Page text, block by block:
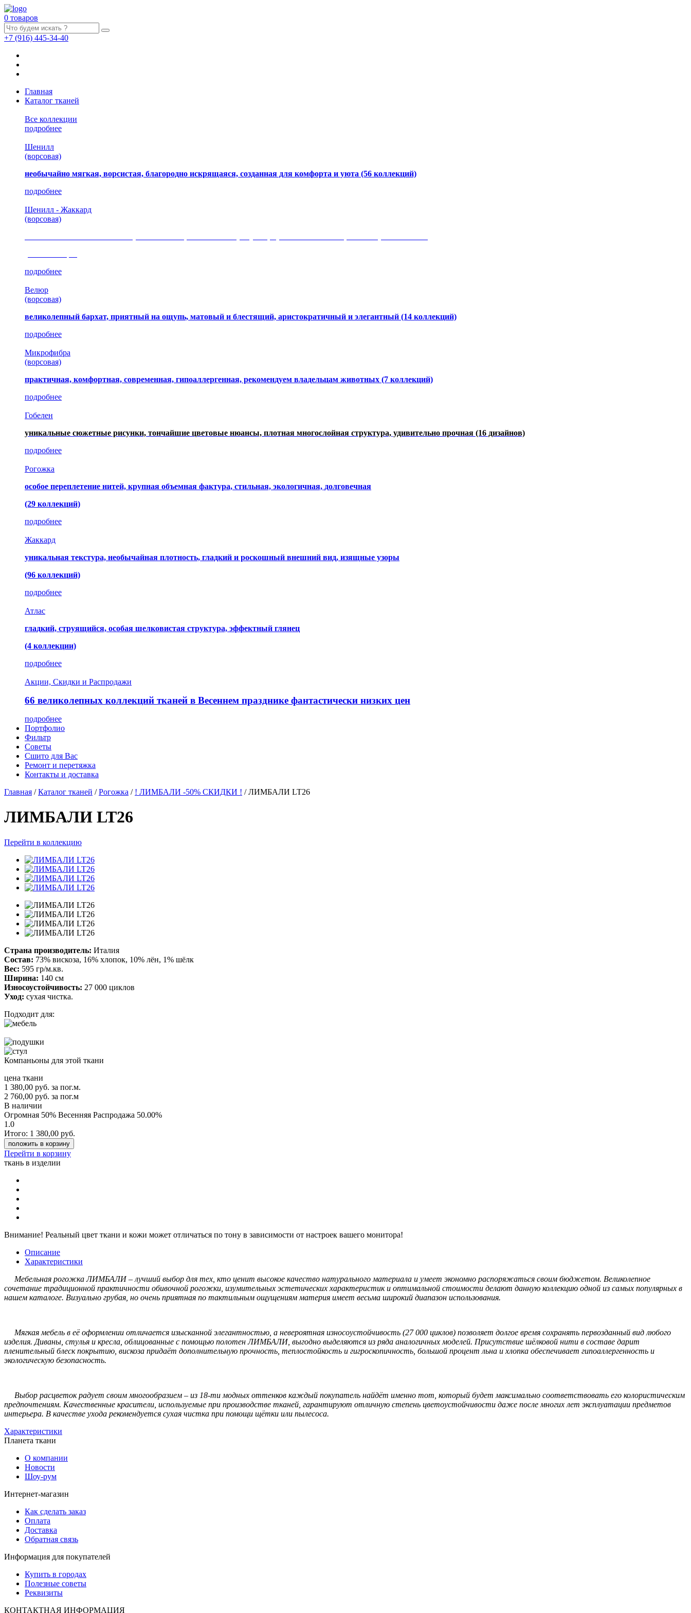
0 товаров
+7 (916) 445-34-40
Главная
Каталог тканей
Все коллекции
подробнее
Шенилл
(ворсовая)
необычайно мягкая, ворсистая, благородно искрящаяся, созданная для комфорта и уюта (56 коллекций)
подробнее
Шенилл - Жаккард
(ворсовая)
подробнее
Велюр
(ворсовая)
великолепный бархат, приятный на ощупь, матовый и блестящий, аристократичный и элегантный (14 коллекций)
подробнее
Микрофибра
(ворсовая)
практичная, комфортная, современная, гипоаллергенная, рекомендуем владельцам животных (7 коллекций)
подробнее
Гобелен
уникальные сюжетные рисунки, тончайшие цветовые нюансы, плотная многослойная структура, удивительно прочная (16 дизайнов)
подробнее
Рогожка
особое переплетение нитей, крупная объемная фактура, стильная, экологичная, долговечная
(29 коллекций)
подробнее
Жаккард
уникальная текстура, необычайная плотность, гладкий и роскошный внешний вид, изящные узоры
(96 коллекций)
подробнее
Атлас
гладкий, струящийся, особая шелковистая структура, эффектный глянец
(4 коллекции)
подробнее
Акции, Скидки и Распродажи
66 великолепных коллекций тканей в Весеннем празднике фантастически низких цен
подробнее
Портфолио
Фильтр
Советы
Сшито для Вас
Ремонт и перетяжка
Контакты и доставка
Главная / Каталог тканей / Рогожка / ! ЛИМБАЛИ -50% СКИДКИ ! / ЛИМБАЛИ LT26
ЛИМБАЛИ LT26
Перейти в коллекцию
Страна производитель: Италия
Состав: 73% вискоза, 16% хлопок, 10% лён, 1% шёлк
Вес: 595 гр/м.кв.
Ширина: 140 см
Износоустойчивость: 27 000 циклов
Уход: сухая чистка.
Подходит для:
Компаньоны для этой ткани
цена ткани
1 380,00 руб. за пог.м.
2 760,00 руб. за пог.м
В наличии
Огромная 50% Весенняя Распродажа 50.00%
1.0
Итого: 1 380,00 руб.
положить в корзину
Перейти в корзину
ткань в изделии
Внимание! Реальный цвет ткани и кожи может отличаться по тону в зависимости от настроек вашего монитора!
Описание
Характеристики
Мебельная рогожка ЛИМБАЛИ – лучший выбор для тех, кто ценит высокое качество натурального материала и умеет экономно распоряжаться своим бюджетом. Великолепное
сочетание традиционной практичности обивочной рогожки, изумительных эстетических характеристик и оптимальной стоимости делают данную коллекцию одной из самых популярных в
нашем каталоге. Визуально грубая, но очень приятная по тактильным ощущениям материя имеет весьма широкий диапазон использования.
Мягкая мебель в её оформлении отличается изысканной элегантностью, а невероятная износоустойчивость (27 000 циклов) позволяет долгое время сохранять первозданный вид любого
изделия. Диваны, стулья и кресла, облицованные с помощью полотен ЛИМБАЛИ, выгодно выделяются из ряда аналогичных моделей. Присутствие шёлковой нити в составе дарит
пленительный блеск покрытию, вискоза придаёт дополнительную прочность, теплостойкость и гигроскопичность, большой процент льна и хлопка обеспечивает гипоаллергенность и
экологическую безопасность.
Выбор расцветок радует своим многообразием – из 18-ти модных оттенков каждый покупатель найдёт именно тот, который будет максимально соответствовать его колористическим
предпочтениям. Качественные красители, используемые при производстве тканей, гарантируют отличную степень цветоустойчивости даже после многих лет эксплуатации предметов
интерьера. В качестве ухода рекомендуется сухая чистка при помощи щётки или пылесоса.
Характеристики
Планета ткани
О компании
Новости
Шоу-рум
Интернет-магазин
Как сделать заказ
Оплата
Доставка
Обратная связь
Информация для покупателей
Купить в городах
Полезные советы
Реквизиты
КОНТАКТНАЯ ИНФОРМАЦИЯ